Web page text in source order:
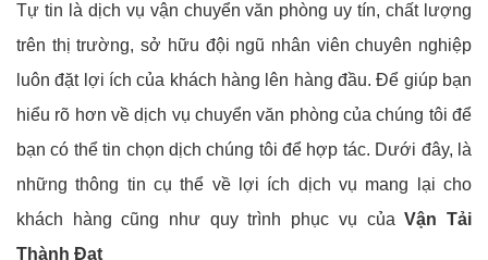
Tự tin là dịch vụ vận chuyển văn phòng uy tín, chất lượng
trên thị trường, sở hữu đội ngũ nhân viên chuyên nghiệp
luôn đặt lợi ích của khách hàng lên hàng đầu. Để giúp bạn
hiểu rõ hơn về dịch vụ chuyển văn phòng của chúng tôi để
bạn có thể tin chọn dịch chúng tôi để hợp tác. Dưới đây, là
những thông tin cụ thể về lợi ích dịch vụ mang lại cho
khách hàng cũng như quy trình phục vụ củaVận Tải
Thành Đạt